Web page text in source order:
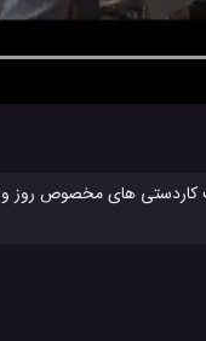
های مخصوص روز
را درست کنید. سپس می
این